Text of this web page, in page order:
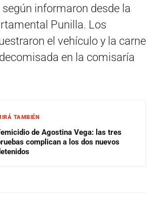
según informaron desde la
Punilla. Los
el vehículo y la carne
en la comisaría
TAMBIÉN
de Agostina Vega: las tres
complican a los dos nuevos